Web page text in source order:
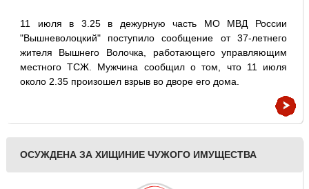
11 июля в 3.25 в дежурную часть МО МВД России
"Вышневолоцкий" поступило сообщение от 37-летнего
жителя Вышнего Волочка, работающего управляющим
местного ТСЖ. Мужчина сообщил о том, что 11 июля
около 2.35 произошел взрыв во дворе его дома.
ОСУЖДЕНА ЗА ХИЩИНИЕ ЧУЖОГО ИМУЩЕСТВА